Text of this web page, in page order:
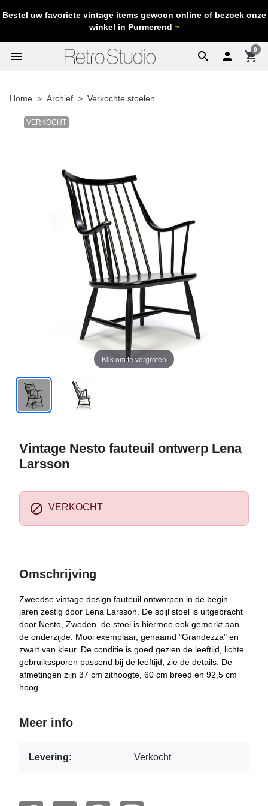
Bestel uw favoriete vintage items gewoon online of bezoek onze
winkel in Purmerend ~
search
menu  shopping_cart
0
Home Archief Verkochte stoelen
VERKOCHT
Klik om te vergroten
Vintage Nesto fauteuil ontwerp Lena
Larsson
 VERKOCHT
Omschrijving
Zweedse vintage design fauteuil ontworpen in de begin
jaren zestig door Lena Larsson. De spijl stoel is uitgebracht
door Nesto, Zweden, de stoel is hiermee ook gemerkt aan
de onderzijde. Mooi exemplaar, genaamd "Grandezza" en
zwart van kleur. De conditie is goed gezien de leeftijd, lichte
gebruikssporen passend bij de leeftijd, zie de details. De
afmetingen zijn 37 cm zithoogte, 60 cm breed en 92,5 cm
hoog.
Meer info
Levering: Verkocht